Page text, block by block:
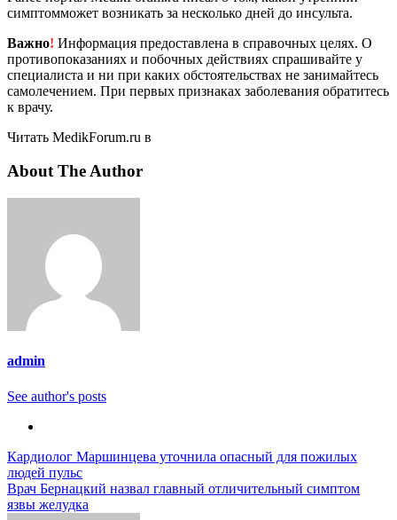
симптомможет возникать за несколько дней до инсульта.
Важно! Информация предоставлена в справочных целях. О
противопоказаниях и побочных действиях спрашивайте у
специалиста и ни при каких обстоятельствах не занимайтесь
самолечением. При первых признаках заболевания обратитесь
к врачу.
Читать MedikForum.ru в
About The Author
admin
See author's posts
Навигация
по
записям
Кардиолог Маршинцева уточнила опасный для пожилых
людей пульс
Врач Бернацкий назвал главный отличительный симптом
язвы желудка